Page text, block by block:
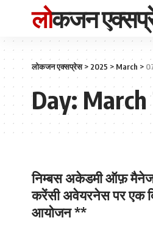
लोकजन
लोकजन एक्सप्रेस> 2025 >March >
Day: March
निम्बस अकेडमी ऑफ़
करेंसी अवेयरनेस पर एक
आयोजन **